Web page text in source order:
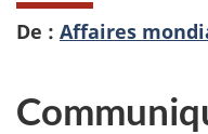
De : Affaires